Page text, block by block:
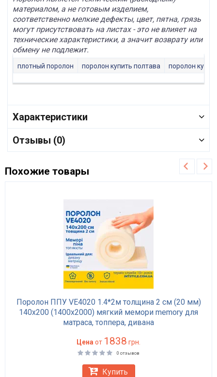
материалом, а не готовым изделием,
соответственно мелкие дефекты, цвет, пятна, грязь
могут присутствовать на листах - это не влияет на
технические характеристики, а значит возврату или
обмену не подлежит.
плотный поролон поролон купить полтава поролон
Характеристики
Отзывы (0)
Похожие товары
Поролон ППУ VE4020 1.4*2м толщина 2 см (20 мм)
140х200 (1400х2000) мягкий мемори memory для
матраса, топпера, дивана
Цена от 1838 грн.
0 отзывов
Купить